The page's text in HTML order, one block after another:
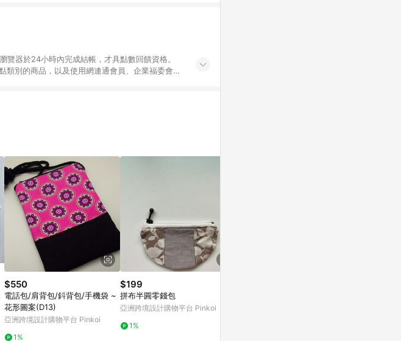
器於24小時內完成結帳，才具點數回饋資格。
別的商品，以及使用網連通會員、企業福委會員
森購物ETMall，將無法獲得點數回饋。 5. 點數回
活動時開放「回饋無上限」)，以同一訂單中同一
森購物ETMall銷售網頁不符，以銷售網頁標示為
服洽詢；若超過180天(含)以上進行申訴，恕無法
商品。各點數紅包之適用商品與使用條件請依點數
$550
電話包/肩背包/鈄背包/手機袋 ~
花形圖案(D13)
亞洲跨境設計購物平台 Pinkoi
1%
$199
拼布半圓零錢包
亞洲跨境設計購物平台 Pinkoi
1%